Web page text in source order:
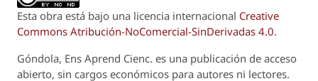
Esta obra está bajo una licencia internacional Creative
Commons Atribución-NoComercial-SinDerivadas 4.0.
Góndola, Ens Aprend Cienc. es una publicación de acceso
abierto, sin cargos económicos para autores ni lectores.